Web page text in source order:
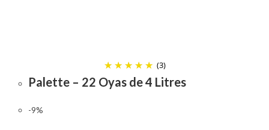
(3)
Palette – 22 Oyas de 4 Litres
-9%